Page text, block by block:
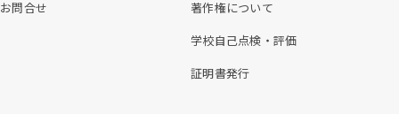
お問合せ 著作権について
学校自己点検・評価
証明書発行